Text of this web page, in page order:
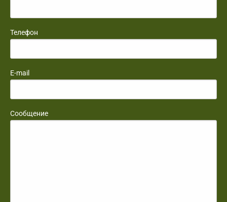
Телефон
E-mail
Сообщение